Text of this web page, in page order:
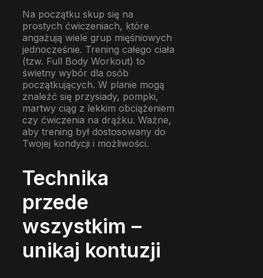
Na początku skup się na
prostych ćwiczeniach, które
angażują wiele grup mięśniowych
jednocześnie. Trening całego ciała
(tzw. Full Body Workout) to
świetny wybór dla osób
początkujących. W planie mogą
znaleźć się przysiady, pompki,
martwy ciąg z lekkim obciążeniem
czy ćwiczenia na drążku. Ważne,
aby trening był dostosowany do
Twojej kondycji i możliwości.
Technika
przede
wszystkim –
unikaj kontuzji